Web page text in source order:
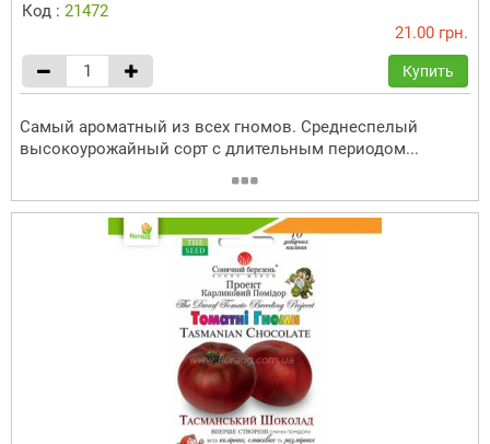
Код : 21472
21.00 грн.
Купить
Самый ароматный из всех гномов. Среднеспелый
высокоурожайный сорт с длительным периодом...